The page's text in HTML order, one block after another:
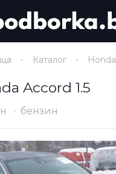
Каталог Honda
Accord 1.5
бензин